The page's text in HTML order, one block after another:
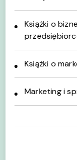
Książki o
Książki o
Marketing i